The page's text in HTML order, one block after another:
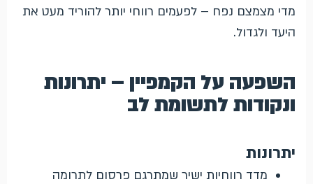
מדי מצמצם נפח – לפעמים רווחי יותר להוריד מעט את
היעד ולגדול.
השפעה על הקמפיין – יתרונות
ונקודות לתשומת לב
יתרונות
מדד רווחיות ישיר שמתרגם פרסום לתרומה